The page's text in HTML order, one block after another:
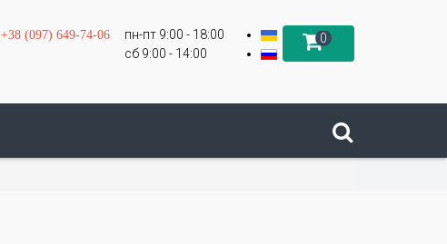
+38 (097) 649-74-06
пн-пт 9:00 - 18:00
сб 9:00 - 14:00
0